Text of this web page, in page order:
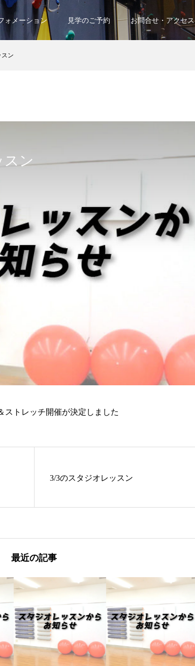
ォメーション 見学のご予約 お問合せ・アクセス
ン
スン
ストレッチ開催が決定しました
3/3のスタジオレッスン
最近の記事